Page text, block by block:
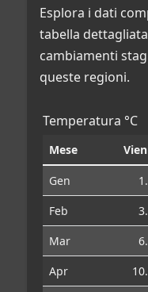
Esplora i dati
tabella
cambiamenti
queste regioni.
Temperatura °C
Mese
Gen
Feb
Mar
Apr